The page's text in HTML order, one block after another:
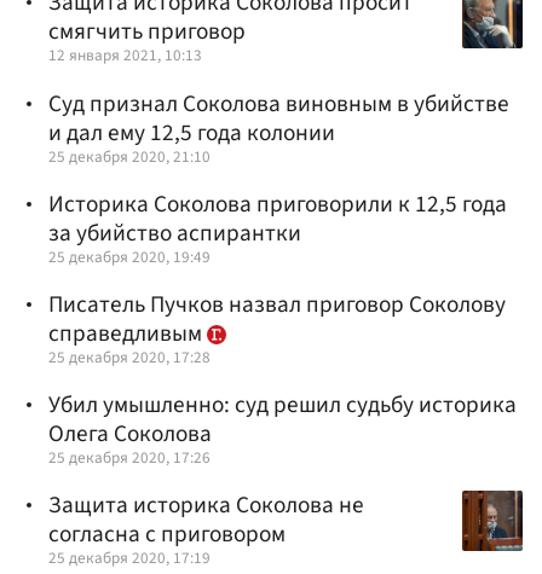
смягчить приговор
12 января 2021, 10:13
Суд признал Соколова виновным в убийстве
и дал ему 12,5 года колонии
25 декабря 2020, 21:10
Историка Соколова приговорили к 12,5 года
за убийство аспирантки
25 декабря 2020, 19:49
Писатель Пучков назвал приговор Соколову
справедливым
25 декабря 2020, 17:28
Убил умышленно: суд решил судьбу историка
Олега Соколова
25 декабря 2020, 17:26
Защита историка Соколова не
согласна с приговором
25 декабря 2020, 17:19